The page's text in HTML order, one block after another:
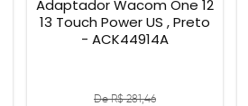
Adaptador Wacom One 12
13 Touch Power US , Preto
- ACK44914A
De R$ 281,46